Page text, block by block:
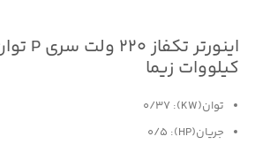
کیلووات زیما
توان(KW): 0/37
جریان(HP): 0/5